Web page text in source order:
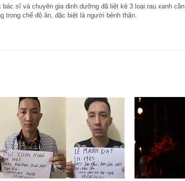
bác sĩ và chuyên gia dinh dưỡng đã liệt kê 3 loại rau xanh
trong chế độ ăn, đặc biệt là người bệnh thận.